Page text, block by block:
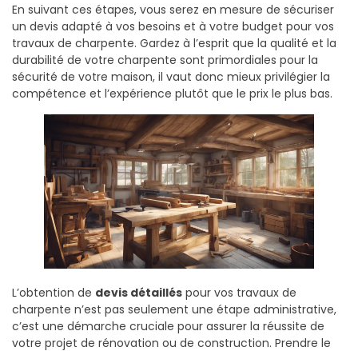
En suivant ces étapes, vous serez en mesure de sécuriser
un devis adapté à vos besoins et à votre budget pour vos
travaux de charpente. Gardez à l’esprit que la qualité et la
durabilité de votre charpente sont primordiales pour la
sécurité de votre maison, il vaut donc mieux privilégier la
compétence et l’expérience plutôt que le prix le plus bas.
L’obtention de devis détaillés pour vos travaux de
charpente n’est pas seulement une étape administrative,
c’est une démarche cruciale pour assurer la réussite de
votre projet de rénovation ou de construction. Prendre le